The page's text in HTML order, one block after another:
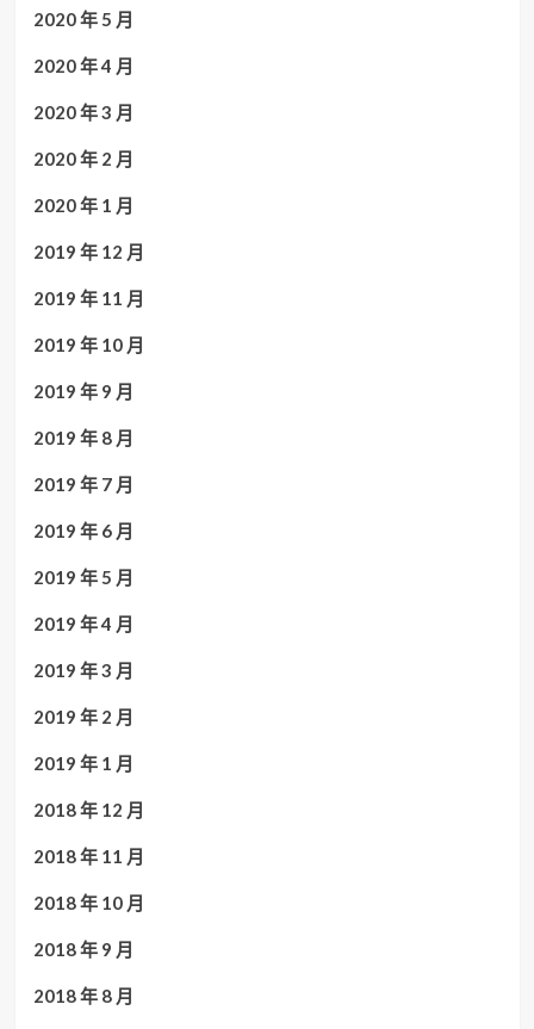
2020 年 5 月
2020 年 4 月
2020 年 3 月
2020 年 2 月
2020 年 1 月
2019 年 12 月
2019 年 11 月
2019 年 10 月
2019 年 9 月
2019 年 8 月
2019 年 7 月
2019 年 6 月
2019 年 5 月
2019 年 4 月
2019 年 3 月
2019 年 2 月
2019 年 1 月
2018 年 12 月
2018 年 11 月
2018 年 10 月
2018 年 9 月
2018 年 8 月